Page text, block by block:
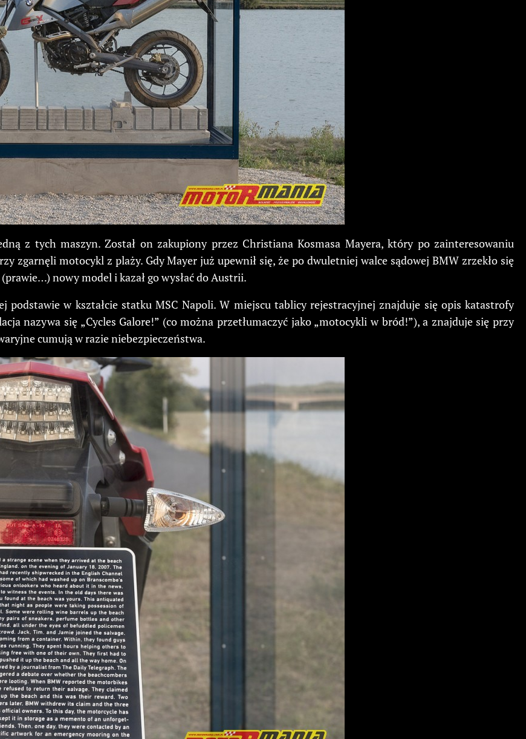
z tych maszyn. Został on zakupiony przez Christiana Kosmasa Mayera, który po zainteresowaniu
zgarnęli motocykl z plaży. Gdy Mayer już upewnił się, że po dwuletniej walce sądowej BMW zrzekło się
nowy model i kazał go wysłać do Austrii.
podstawie w kształcie statku MSC Napoli. W miejscu tablicy rejestracyjnej znajduje się opis katastrofy
nazywa się „Cycles Galore!” (co można przetłumaczyć jako „motocykli w bród!”), a znajduje się przy
cumują w razie niebezpieczeństwa.